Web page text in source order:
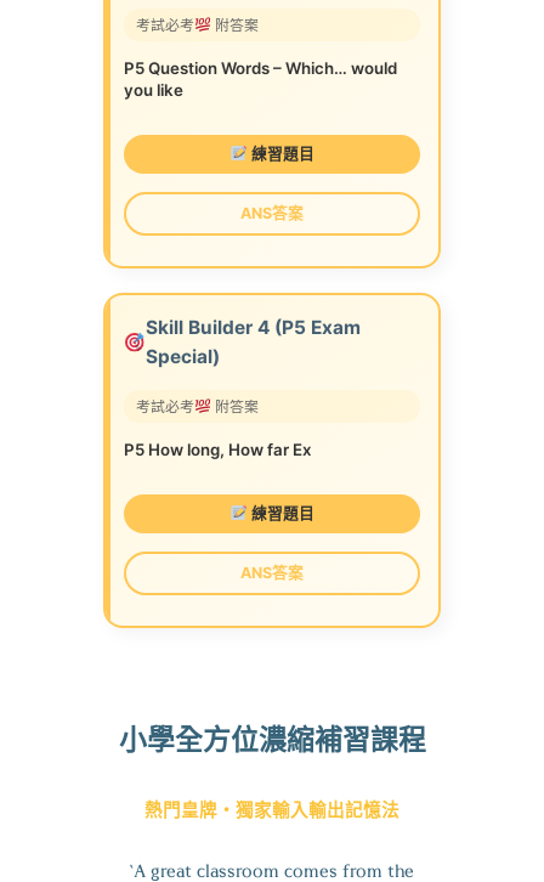
考試必考 附答案
P5 Question Words – Which… would
you like
練習題目
ANS答案
Skill Builder 4 (P5 Exam
Special)
考試必考 附答案
P5 How long, How far Ex
練習題目
ANS答案
小學全方位濃縮補習課程
熱門皇牌・獨家輸入輸出記憶法
‘A great classroom comes from the